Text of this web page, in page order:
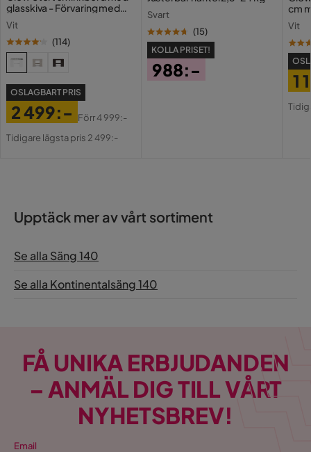
glasskiva - Förvaring med
Vit
(114)
OSLAGBART PRIS
Pris
2 499:-
Original
Förr4 999:-
Tidigare lägsta pris 2 499:-
Svart
(15)
KOLLA PRISET!
988:-
cm
Vit
1
Upptäck mer av vårt sortiment
Se alla Säng 140
Se alla Kontinentalsäng 140
FÅ UNIKA ERBJUDANDEN
– ANMÄL DIG TILL VÅRT
NYHETSBREV!
Email